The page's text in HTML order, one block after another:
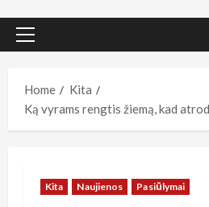
Primary
Home
Kita
Ką vyrams rengtis žiemą, kad
Kita Naujienos Pasiūlymai